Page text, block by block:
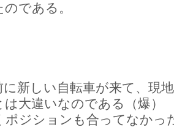
である。
に新しい自転車が来て、現
大違いなのである（爆）
ポジションも合ってなか